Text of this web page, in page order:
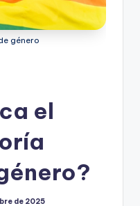
género
el
de 2025